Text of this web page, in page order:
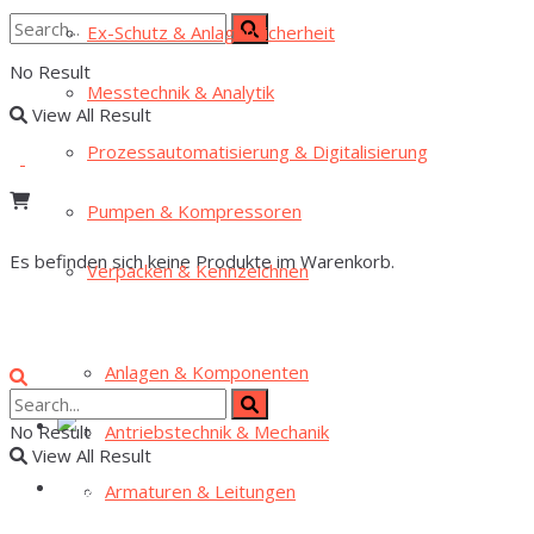
No Result
View All Result
Es befinden sich keine Produkte im Warenkorb.
Ex-Schutz & Anlagensicherheit
Mess­tech­nik & Analytik
Pro­zess­au­to­ma­ti­sie­rung & Digitalisierung
Pum­pen & Kompressoren
Ver­pa­cken & Kennzeichnen
Anla­gen & Komponenten
Antriebs­tech­nik & Mechanik
Arma­tu­ren & Leitungen
Home
No Result
View All Result